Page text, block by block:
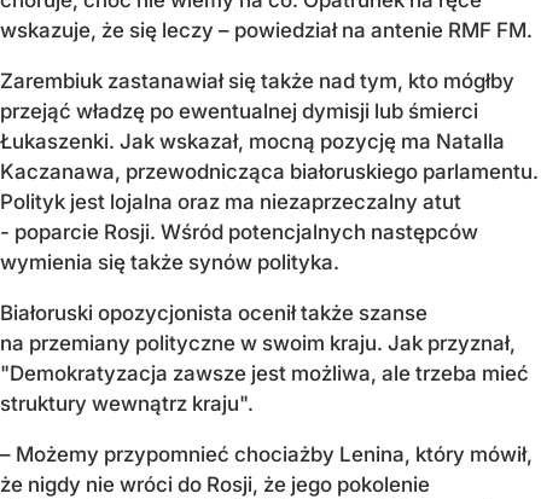
wskazuje, że się leczy – powiedział na antenie RMF FM.
Zarembiuk zastanawiał się także nad tym, kto mógłby
przejąć władzę po ewentualnej dymisji lub śmierci
Łukaszenki. Jak wskazał, mocną pozycję ma Natalla
Kaczanawa, przewodnicząca białoruskiego parlamentu.
Polityk jest lojalna oraz ma niezaprzeczalny atut
- poparcie Rosji. Wśród potencjalnych następców
wymienia się także synów polityka.
Białoruski opozycjonista ocenił także szanse
na przemiany polityczne w swoim kraju. Jak przyznał,
"Demokratyzacja zawsze jest możliwa, ale trzeba mieć
struktury wewnątrz kraju".
– Możemy przypomnieć chociażby Lenina, który mówił,
że nigdy nie wróci do Rosji, że jego pokolenie